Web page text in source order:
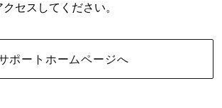
セスしてください。
ポートホームページへ